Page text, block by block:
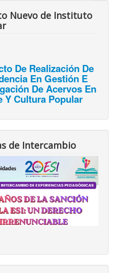
Nuevo de Instituto
De Realización De
En Gestión E
De Acervos En
Y Cultura Popular
de Intercambio